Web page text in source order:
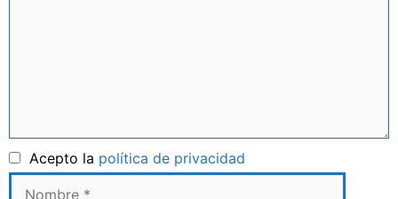
Acepto la política de privacidad